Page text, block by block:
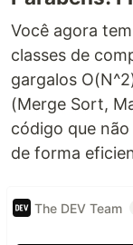
Você agora
classes de
gargalos
(Merge Sort,
código que
de forma
The DEV Team